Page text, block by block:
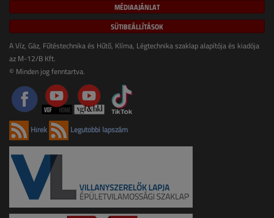
MÉDIAAJÁNLAT
SÜTIBEÁLLÍTÁSOK
A Víz, Gáz, Fűtéstechnika és Hűtő, Klíma, Légtechnika szaklap alapítója és kiadója
az M-12/B Kft.
© Minden jog fenntartva.
Hírek Legutóbbi lapszám